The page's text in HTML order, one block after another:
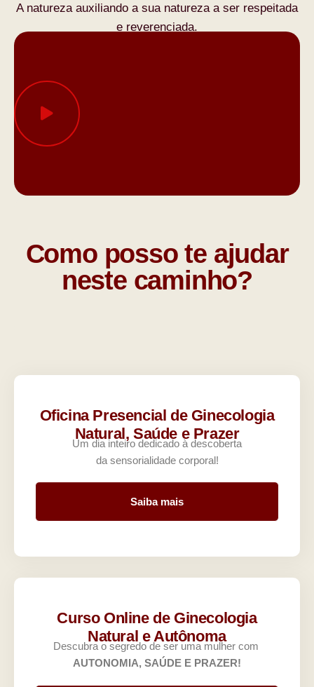
A natureza auxiliando a sua natureza a ser respeitada
e reverenciada.
Como posso te ajudar
neste caminho?
Oficina Presencial de Ginecologia
Natural, Saúde e Prazer
Um dia inteiro dedicado à descoberta
da sensorialidade corporal!
Saiba mais
Curso Online de Ginecologia
Natural e Autônoma
Descubra o segredo de ser uma mulher com
AUTONOMIA, SAÚDE E PRAZER!